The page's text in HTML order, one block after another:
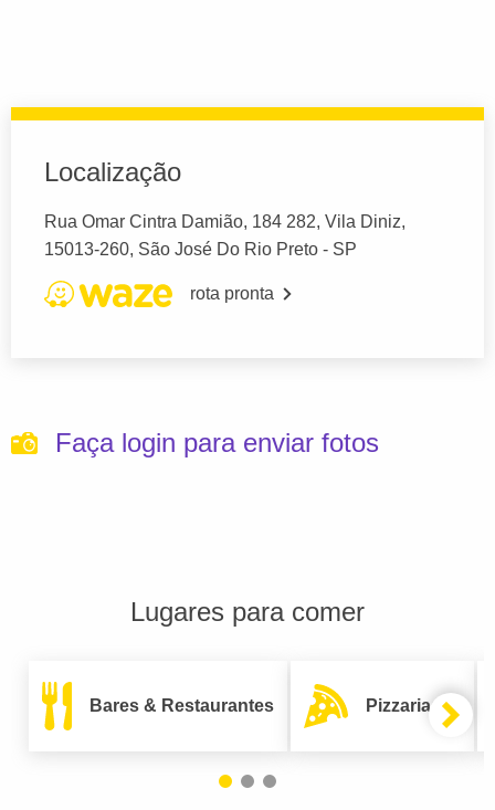
Localização
Rua Omar Cintra Damião, 184 282, Vila Diniz,
15013-260, São José Do Rio Preto - SP
rota pronta
Faça login para enviar fotos
Lugares para comer
Bares & Restaurantes Pizzarias